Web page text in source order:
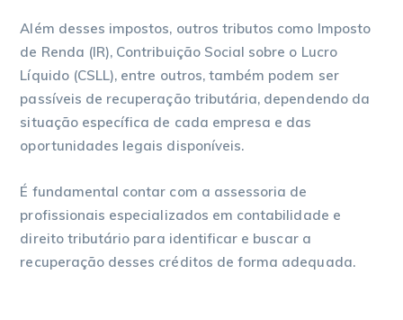
Além desses impostos, outros tributos como Imposto
de Renda (IR), Contribuição Social sobre o Lucro
Líquido (CSLL), entre outros, também podem ser
passíveis de recuperação tributária, dependendo da
situação específica de cada empresa e das
oportunidades legais disponíveis.
É fundamental contar com a assessoria de
profissionais especializados em contabilidade e
direito tributário para identificar e buscar a
recuperação desses créditos de forma adequada.